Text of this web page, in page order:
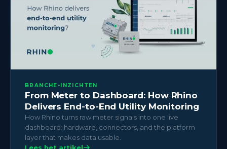
BRANCHE-INZICHTEN
From Meter to Dashboard: How Rhino
Delivers End-to-End Utility Monitoring
How Rhino turns raw meter signals into one live
dashboard: hardware, connectors, and the platform
layer that makes data usable.
Lees het artikel